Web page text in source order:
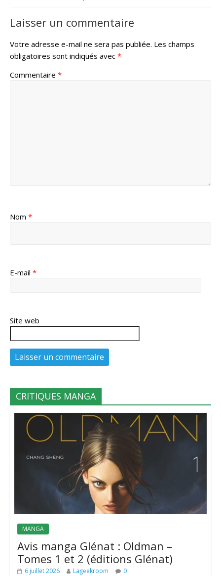
Laisser un commentaire
Votre adresse e-mail ne sera pas publiée. Les champs
obligatoires sont indiqués avec *
Commentaire *
Nom *
E-mail *
Site web
CRITIQUES MANGA
MANGA
Avis manga Glénat : Oldman –
Tomes 1 et 2 (éditions Glénat)
6 juillet 2026 Lageekroom 0